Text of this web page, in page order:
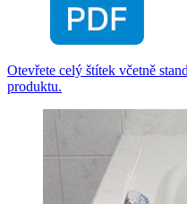
Otevřete celý štítek včetně
produktu.